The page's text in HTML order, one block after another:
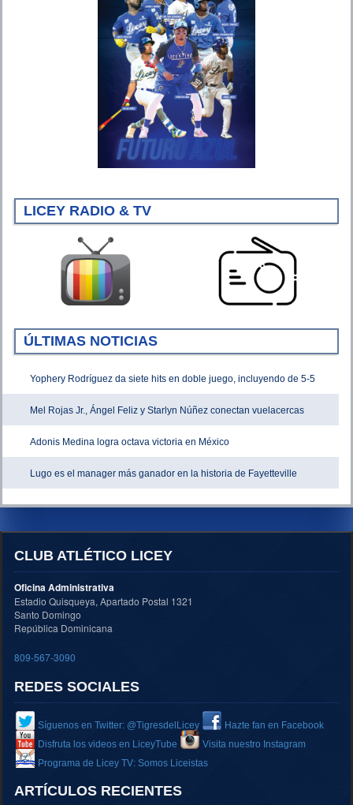
LICEY RADIO & TV
ÚLTIMAS NOTICIAS
Yophery Rodríguez da siete hits en doble juego, incluyendo de 5-5
Mel Rojas Jr., Ángel Feliz y Starlyn Núñez conectan vuelacercas
Adonis Medina logra octava victoria en México
Lugo es el manager más ganador en la historia de Fayetteville
CLUB ATLÉTICO LICEY
Oficina Administrativa
Estadio Quisqueya, Apartado Postal 1321
Santo Domingo
República Dominicana
809-567-3090
REDES SOCIALES
Síguenos en Twitter: @TigresdelLicey
Hazte fan en Facebook
Disfruta los videos en LiceyTube
Visita nuestro Instagram
Programa de Licey TV: Somos Liceistas
ARTÍCULOS RECIENTES